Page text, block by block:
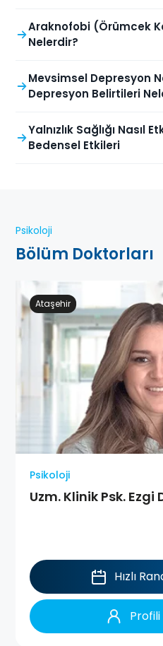
Araknofobi (Örümcek
Nelerdir?
Mevsimsel Depresyon
Depresyon Belirtileri
Yalnızlık Sağlığı Nasıl
Bedensel Etkileri
Psikoloji
Bölüm Doktorları
Ataşehir
Psikoloji
Uzm. Klinik Psk. Ezgi
Hızlı